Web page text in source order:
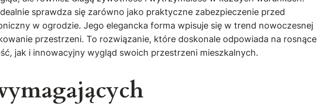
sprawdza się zarówno jako praktyczne zabezpieczenie przed
w ogrodzie. Jego elegancka forma wpisuje się w trend nowoczesnej
przestrzeni. To rozwiązanie, które doskonale odpowiada na rosnące
jak i innowacyjny wygląd swoich przestrzeni mieszkalnych.